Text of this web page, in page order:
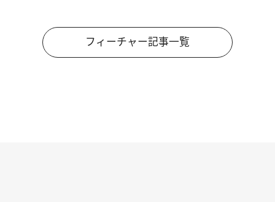
フィーチャー記事一覧